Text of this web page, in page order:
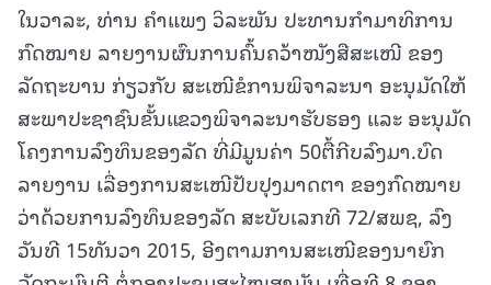
ໃນວາລະ, ທ່ານ ຄໍາແພງ ວິລະພັນ ປະທານກໍາມາທິການ
ກົດໝາຍ ລາຍງານຜົນການຄົ້ນຄວ້າໜັງສືສະເໜີ ຂອງ
ລັດຖະບານ ກ່ຽວກັບ ສະເໜີຂໍການພິຈາລະນາ ອະນຸມັດໃຫ້
ສະພາປະຊາຊົນຂັ້ນແຂວງພິຈາລະນາຮັບຮອງ ແລະ ອະນຸມັດ
ໂຄງການລົງທຶນຂອງລັດ ທີ່ມີມູນຄ່າ 50ຕື້ກີບລົງມາ.ບົດ
ລາຍງານ ເລື່ອງການສະເໜີປັບປຸງມາດຕາ ຂອງກົດໝາຍ
ວ່າດ້ວຍການລົງທຶນຂອງລັດ ສະບັບເລກທີ 72/ສພຊ, ລົງ
ວັນທີ 15ທັນວາ 2015, ອີງຕາມການສະເໜີຂອງນາຍົກ